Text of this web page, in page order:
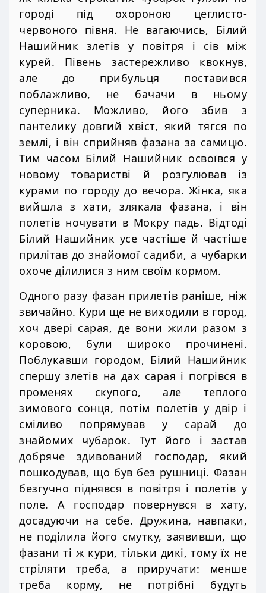
городі під охороною цеглисто-
червоного півня. Не вагаючись, Білий
Нашийник злетів у повітря і сів між
курей. Півень застережливо квокнув,
але до прибульця поставився
поблажливо, не бачачи в ньому
суперника. Можливо, його збив з
пантелику довгий хвіст, який тягся по
землі, і він сприйняв фазана за самицю.
Тим часом Білий Нашийник освоївся у
новому товаристві й розгулював із
курами по городу до вечора. Жінка, яка
вийшла з хати, злякала фазана, і він
полетів ночувати в Мокру падь. Відтоді
Білий Нашийник усе частіше й частіше
прилітав до знайомої садиби, а чубарки
охоче ділилися з ним своїм кормом.
Одного разу фазан прилетів раніше, ніж
звичайно. Кури ще не виходили в город,
хоч двері сарая, де вони жили разом з
коровою, були широко прочинені.
Поблукавши городом, Білий Нашийник
спершу злетів на дах сарая і погрівся в
променях скупого, але теплого
зимового сонця, потім полетів у двір і
сміливо попрямував у сарай до
знайомих чубарок. Тут його і застав
добряче здивований господар, який
пошкодував, що був без рушниці. Фазан
безгучно піднявся в повітря і полетів у
поле. А господар повернувся в хату,
досадуючи на себе. Дружина, навпаки,
не поділила його смутку, заявивши, що
фазани ті ж кури, тільки дикі, тому їх не
стріляти треба, а приручати: менше
треба корму, не потрібні будуть